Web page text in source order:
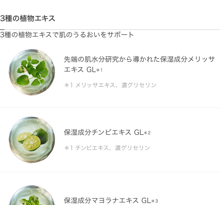
3種の植物エキス
3種の植物エキスで肌のうるおいをサポート
先端の肌水分研究から導かれた保湿成分メリッサ
エキス GL
＊1
メリッサエキス、濃グリセリン
保湿成分チンピエキス GL ＊2
チンピエキス、濃グリセリン
保湿成分マヨラナエキス GL＊3